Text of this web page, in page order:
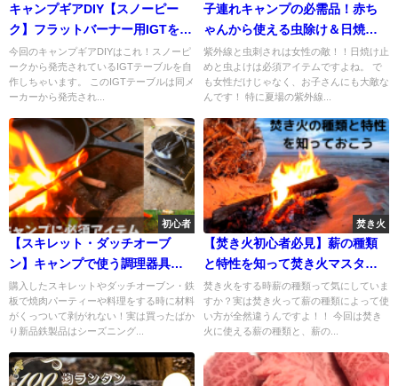
キャンプギアDIY【スノーピー
ク】フラットバーナー用IGTを自
作！ ＃１
今回のキャンプギアDIYはこれ！スノーピ
ークから発売されているIGTテーブルを自
作しちゃいます。 このIGTテーブルは同メ
ーカーから発売され...
子連れキャンプの必需品！赤ち
ゃんから使える虫除け＆日焼け
止め
紫外線と虫刺されは女性の敵！！日焼け止
めと虫よけは必須アイテムですよね。 で
も女性だけじゃなく、お子さんにも大敵な
んです！ 特に夏場の紫外線...
初心者
【スキレット・ダッチオーブ
ン】キャンプで使う調理器具の
お手入れ方法
購入したスキレットやダッチオーブン・鉄
板で焼肉パーティーや料理をする時に材料
がくっついて剥がれない！実は買ったばか
り新品鉄製品はシーズニング...
焚き火
【焚き火初心者必見】薪の種類
と特性を知って焚き火マスター
になろう
焚き火をする時薪の種類って気にしていま
すか？実は焚き火って薪の種類によって使
い方が全然違うんですよ！！ 今回は焚き
火に使える薪の種類と、薪の...